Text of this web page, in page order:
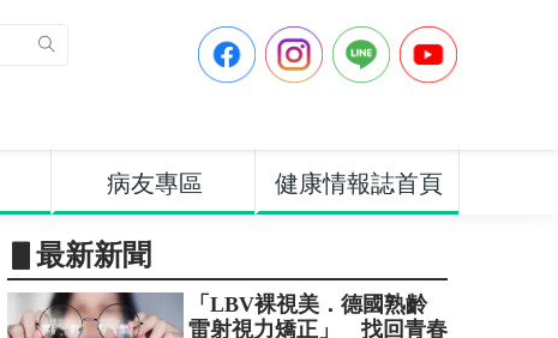
病友專區 健康情報誌首頁
▋最新新聞
「LBV裸視美．德國熟齡
雷射視力矯正」 找回青春